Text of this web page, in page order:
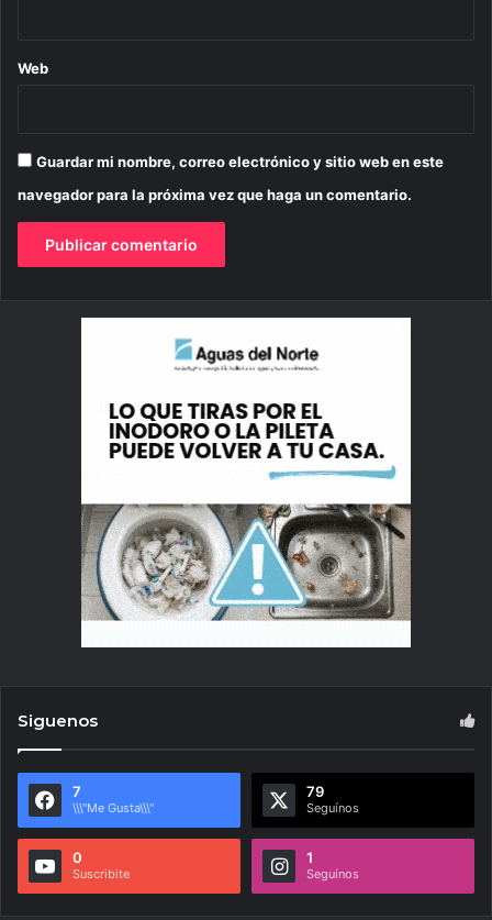
Web
Guardar mi nombre, correo electrónico y sitio web en este
navegador para la próxima vez que haga un comentario.
Siguenos
7
\\\"Me Gusta\\\"
79
Seguínos
0
Suscribite
1
Seguínos